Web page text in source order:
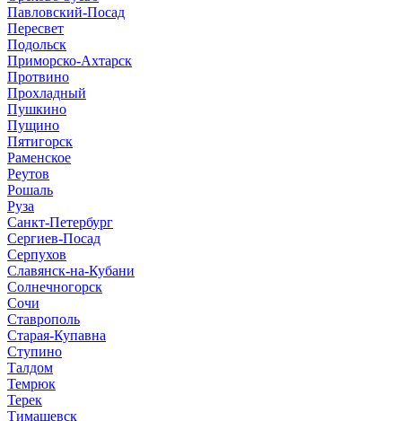
Павловский-Посад
Пересвет
Подольск
Приморско-Ахтарск
Протвино
Прохладный
Пушкино
Пущино
Пятигорск
Раменское
Реутов
Рошаль
Руза
Санкт-Петербург
Сергиев-Посад
Серпухов
Славянск-на-Кубани
Солнечногорск
Сочи
Ставрополь
Старая-Купавна
Ступино
Талдом
Темрюк
Терек
Тимашевск